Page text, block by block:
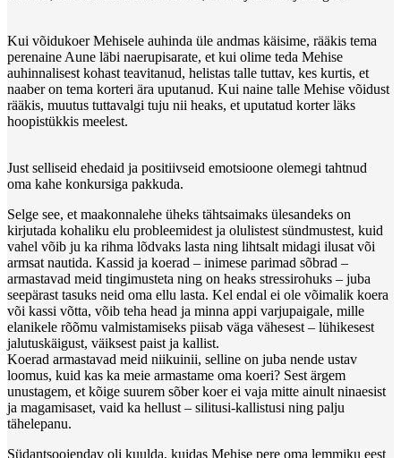
Kui võidukoer Mehisele auhinda üle andmas käisime, rääkis tema
perenaine Aune läbi naerupisarate, et kui olime teda Mehise
auhinnalisest kohast teavitanud, helistas talle tuttav, kes kurtis, et
naaber on tema korteri ära uputanud. Kui naine talle Mehise võidust
rääkis, muutus tuttavalgi tuju nii heaks, et uputatud korter läks
hoopistükkis meelest.
Just selliseid ehedaid ja positiivseid emotsioone olemegi tahtnud
oma kahe konkursiga pakkuda.
Selge see, et maakonnalehe üheks tähtsaimaks ülesandeks on
kirjutada kohaliku elu probleemidest ja olulistest sündmustest, kuid
vahel võib ju ka rihma lõdvaks lasta ning lihtsalt midagi ilusat või
armsat nautida. Kassid ja koerad – inimese parimad sõbrad –
armastavad meid tingimusteta ning on heaks stressirohuks – juba
seepärast tasuks neid oma ellu lasta. Kel endal ei ole võimalik koera
või kassi võtta, võib teha head ja minna appi varjupaigale, mille
elanikele rõõmu valmistamiseks piisab väga vähesest – lühikesest
jalutuskäigust, väiksest paist ja kallist.
Koerad armastavad meid niikuinii, selline on juba nende ustav
loomus, kuid kas ka meie armastame oma koeri? Sest ärgem
unustagem, et kõige suurem sõber koer ei vaja mitte ainult ninaesist
ja magamisaset, vaid ka hellust – silitusi-kallistusi ning palju
tähelepanu.
Südantsoojendav oli kuulda, kuidas Mehise pere oma lemmiku eest